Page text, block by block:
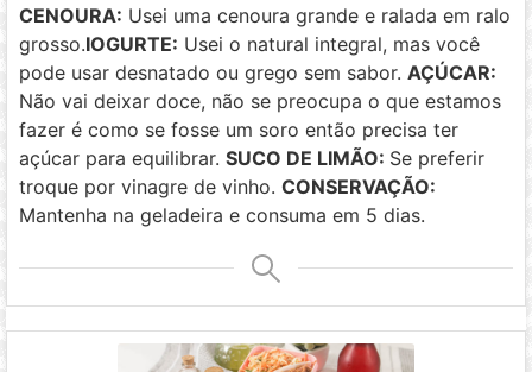
CENOURA: Usei uma cenoura grande e ralada em ralo
grosso.IOGURTE: Usei o natural integral, mas você
pode usar desnatado ou grego sem sabor.AÇÚCAR:
Não vai deixar doce, não se preocupa o que estamos
fazer é como se fosse um soro então precisa ter
açúcar para equilibrar.SUCO DE LIMÃO: Se preferir
troque por vinagre de vinho.CONSERVAÇÃO:
Mantenha na geladeira e consuma em 5 dias.